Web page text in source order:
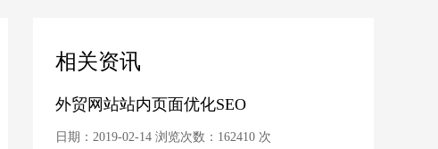
相关资讯
外贸网站站内页面优化SEO
日期：2019-02-14 浏览次数：162410 次